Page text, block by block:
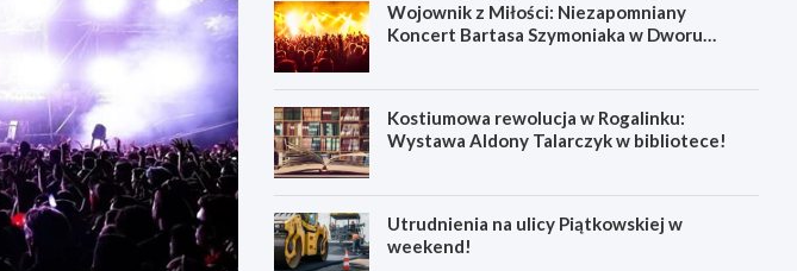
Wojownik z Miłości: Niezapomniany
Koncert Bartasa Szymoniaka w Dworu
Kostiumowa rewolucja w Rogalinku:
Wystawa Aldony Talarczyk w bibliotece!
Utrudnienia na ulicy Piątkowskiej w
weekend!